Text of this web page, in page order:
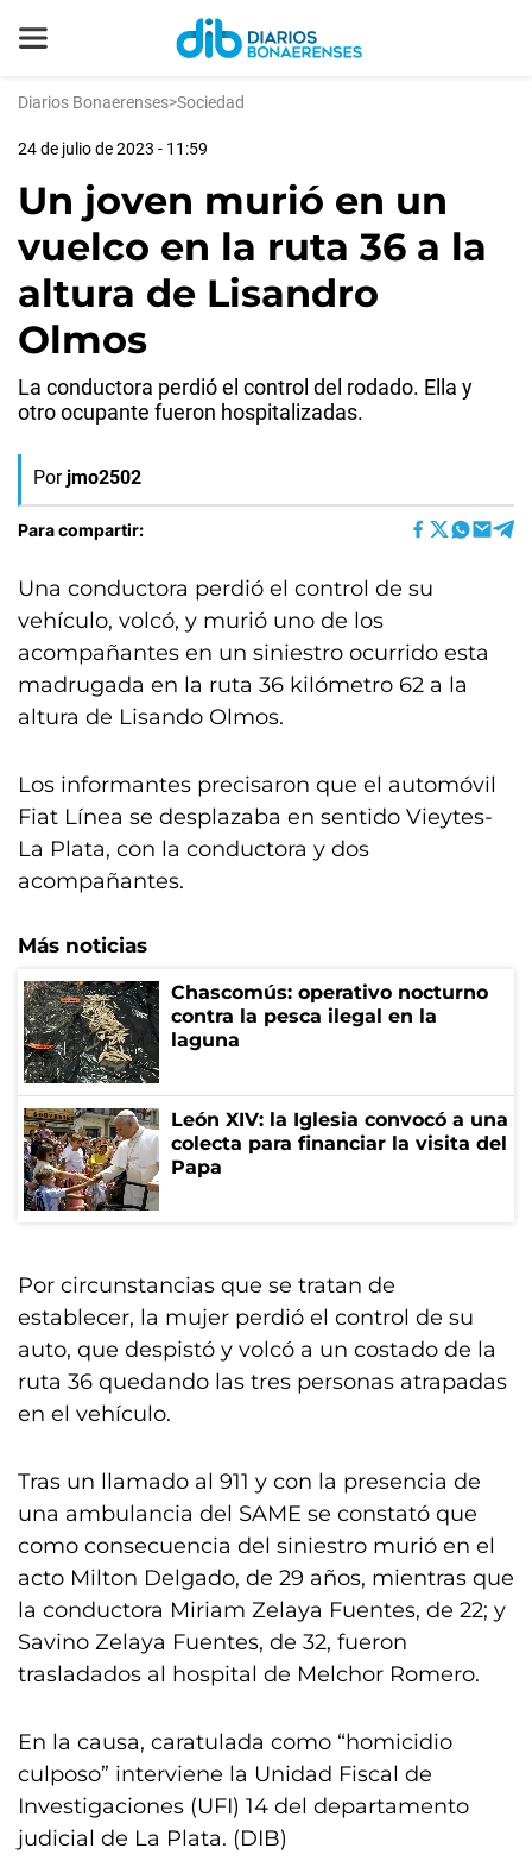
Diarios Bonaerenses>Sociedad
24 de julio de 2023 - 11:59
Un joven murió en un
vuelco en la ruta 36 a la
altura de Lisandro
Olmos
La conductora perdió el control del rodado. Ella y
otro ocupante fueron hospitalizadas.
Por jmo2502
Para compartir:
Una conductora perdió el control de su
vehículo, volcó, y murió uno de los
acompañantes en un siniestro ocurrido esta
madrugada en la ruta 36 kilómetro 62 a la
altura de Lisando Olmos.
Los informantes precisaron que el automóvil
Fiat Línea se desplazaba en sentido Vieytes-
La Plata, con la conductora y dos
acompañantes.
Más noticias
Chascomús: operativo nocturno
contra la pesca ilegal en la
laguna
León XIV: la Iglesia convocó a una
colecta para financiar la visita del
Papa
Por circunstancias que se tratan de
establecer, la mujer perdió el control de su
auto, que despistó y volcó a un costado de la
ruta 36 quedando las tres personas atrapadas
en el vehículo.
Tras un llamado al 911 y con la presencia de
una ambulancia del SAME se constató que
como consecuencia del siniestro murió en el
acto Milton Delgado, de 29 años, mientras que
la conductora Miriam Zelaya Fuentes, de 22; y
Savino Zelaya Fuentes, de 32, fueron
trasladados al hospital de Melchor Romero.
En la causa, caratulada como “homicidio
culposo” interviene la Unidad Fiscal de
Investigaciones (UFI) 14 del departamento
judicial de La Plata. (DIB)